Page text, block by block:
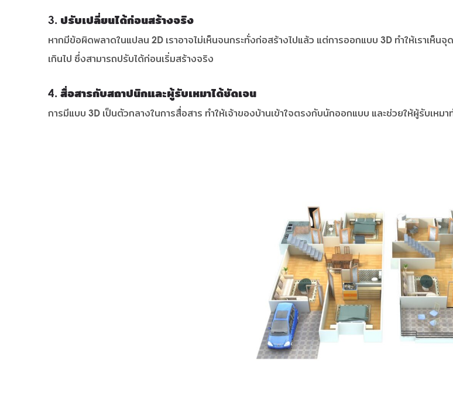
3. ปรับเปลี่ยนได้ก่อนสร้างจริง
หากมีข้อผิดพลาดในแปลน 2D เราอาจไม่เห็นจนกระทั่งก่อสร้างไปแล้ว แต่การออกแบบ 3D ทำให้เราเ
เกินไป ซึ่งสามารถปรับได้ก่อนเริ่มสร้างจริง
4. สื่อสารกับสถาปนิกและผู้รับเหมาได้ชัดเจน
การมีแบบ 3D เป็นตัวกลางในการสื่อสาร ทำให้เจ้าของบ้านเข้าใจตรงกับนักออกแบบ และช่วยให้ผู้รับเ